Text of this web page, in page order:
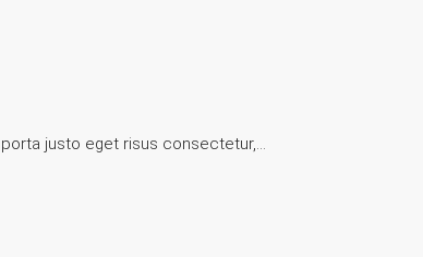
justo eget risus consectetur,…